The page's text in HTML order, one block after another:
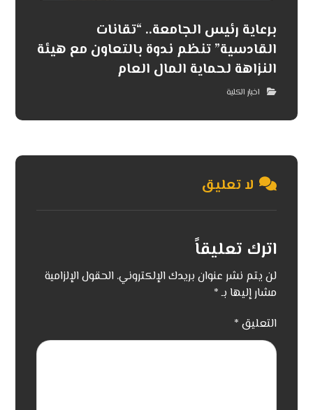
برعاية رئيس الجامعة.. “تقانات
القادسية” تنظم ندوة بالتعاون مع هيئة
النزاهة لحماية المال العام
اخبار الكلية
لا تعليق
اترك تعليقاً
لن يتم نشر عنوان بريدك الإلكتروني. الحقول الإلزامية
مشار إليها بـ*
التعليق *